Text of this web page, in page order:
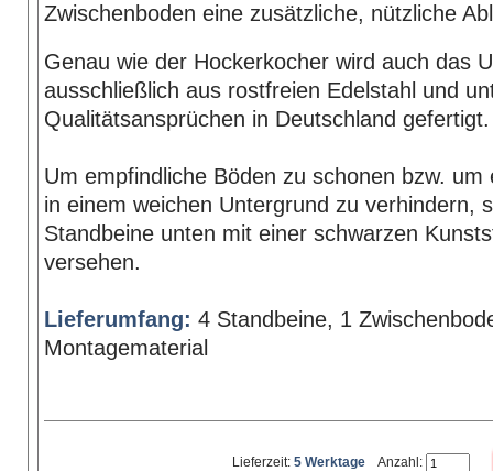
Zwischenboden eine zusätzliche, nützliche
Genau wie der Hockerkocher wird auch das
ausschließlich aus rostfreien Edelstahl und
Qualitätsansprüchen in Deutschland gefertigt.
Um empfindliche Böden zu schonen bzw. um
in einem weichen Untergrund zu verhindern,
Standbeine unten mit einer schwarzen
versehen.
Lieferumfang: 4 Standbeine, 1
Montagematerial
Lieferzeit: 5 Werktage Anzahl: